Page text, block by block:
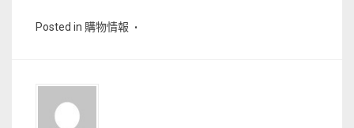
Posted in 購物情報